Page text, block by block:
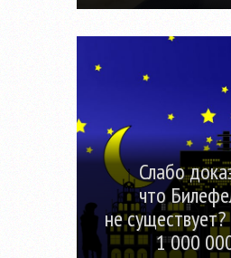
Слабо
что
не
1 000